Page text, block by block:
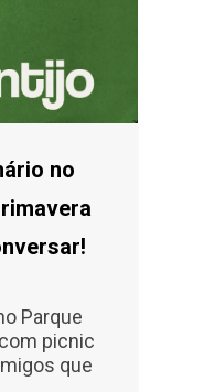
no
Parque
picnic
que